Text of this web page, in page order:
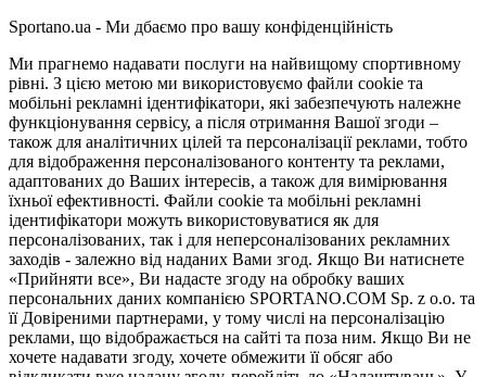
Sportano.ua - Ми дбаємо про вашу конфіденційність
Ми прагнемо надавати послуги на найвищому спортивному
рівні. З цією метою ми використовуємо файли cookie та
мобільні рекламні ідентифікатори, які забезпечують належне
функціонування сервісу, а після отримання Вашої згоди –
також для аналітичних цілей та персоналізації реклами, тобто
для відображення персоналізованого контенту та реклами,
адаптованих до Ваших інтересів, а також для вимірювання
їхньої ефективності. Файли cookie та мобільні рекламні
ідентифікатори можуть використовуватися як для
персоналізованих, так і для неперсоналізованих рекламних
заходів - залежно від наданих Вами згод. Якщо Ви натиснете
«Прийняти все», Ви надасте згоду на обробку ваших
персональних даних компанією SPORTANO.COM Sp. z o.o. та
її Довіреними партнерами, у тому числі на персоналізацію
реклами, що відображається на сайті та поза ним. Якщо Ви не
хочете надавати згоду, хочете обмежити її обсяг або